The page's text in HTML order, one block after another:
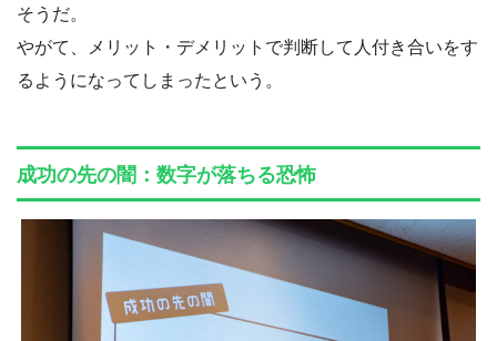
そうだ。
やがて、メリット・デメリットで判断して人付き合いをす
るようになってしまったという。
成功の先の闇：数字が落ちる恐怖